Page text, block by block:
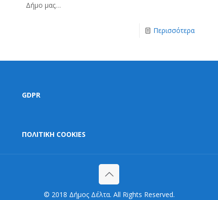
Δήμο μας…
Περισσότερα
GDPR
ΠΟΛΙΤΙΚΗ COOKIES
© 2018 Δήμος Δέλτα. All Rights Reserved.